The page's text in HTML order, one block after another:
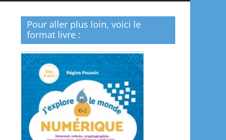
Pour aller plus loin, voici le
format livre :